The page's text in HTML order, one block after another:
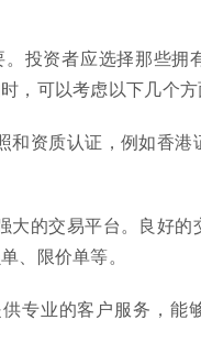
投资者应选择那些拥
，可以考虑以下几个方
资质认证，例如香港
的交易平台。良好的
、限价单等。
专业的客户服务，能